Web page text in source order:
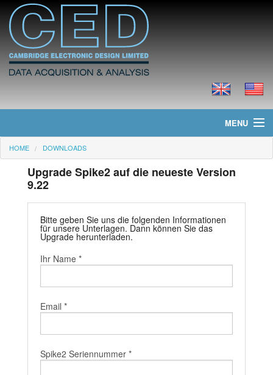
MENU
Home
Neues
Produkte
Preisliste
Downloads
Anleitung
HOME DOWNLOADS
Upgrade Spike2 auf die neueste Version
9.22
Bitte geben Sie uns die folgenden Informationen
für unsere Unterlagen. Dann können Sie das
Upgrade herunterladen.
Ihr Name *
Email *
Spike2 Seriennummer *